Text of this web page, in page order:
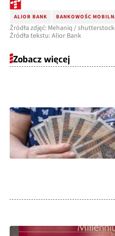
ALIOR BANK BANKOWOŚC
Źródła zdjęć: Mehaniq / shutterstock
Źródła tekstu: Alior Bank
Zobacz więcej